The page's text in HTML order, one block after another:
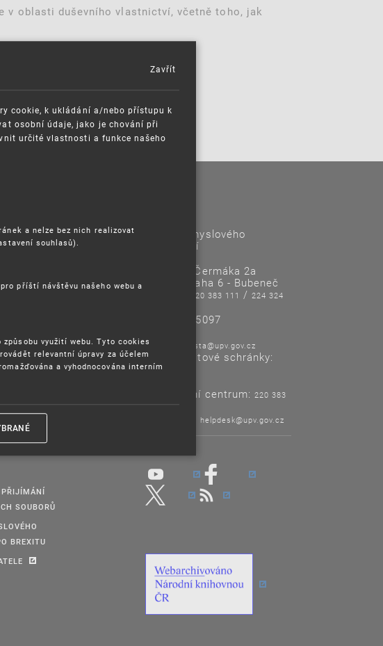
v oblasti duševního vlastnictví, včetně toho, jak
KVALITY
Úřad průmyslového
vlastnictví
Antonína Čermáka 2a
160 68 Praha 6 - Bubeneč
220 383 111 /224 324
IČO: 48135097
E-mail:
posta@upv.gov.cz
Adresa datové schránky:
ix6aa38
Informační centrum: 220 383
120
helpdesk@upv.gov.cz
SOUBORŮ
BREXITU
cookie, k ukládání a/nebo přístupu k
osobní údaje, jako je chování při
určité vlastnosti a funkce našeho
a nelze bez nich realizovat
souhlasů).
příští návštěvu našeho webu a
využití webu. Tyto cookies
relevantní úpravy za účelem
a vyhodnocována interním
Zavřít